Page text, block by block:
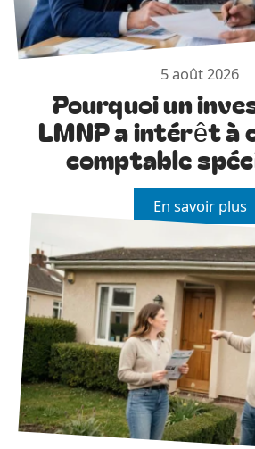
5 août 2026
Pourquoi un
LMNP a intérêt à
comptable
En savoir plus